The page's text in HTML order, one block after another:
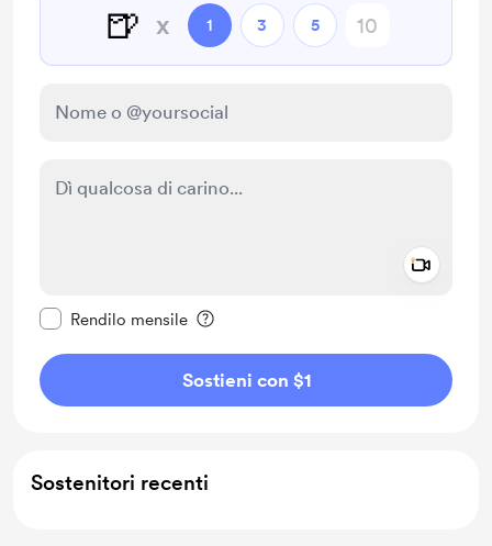
🍺 x 1 3 5
Rendilo mensile
Sostieni con $1
Sostenitori recenti